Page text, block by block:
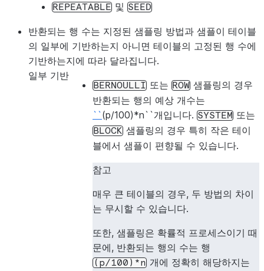
REPEATABLE 및 SEED
반환되는 행 수는 지정된 샘플링 방법과 샘플이 테이블
의 일부에 기반하는지 아니면 테이블의 고정된 행 수에
기반하는지에 따라 달라집니다.
일부 기반
BERNOULLI 또는 ROW 샘플링의 경우
반환되는 행의 예상 개수는
``(p/100)*n``개입니다. SYSTEM 또는
BLOCK 샘플링의 경우 특히 작은 테이
블에서 샘플이 편향될 수 있습니다.
참고
매우 큰 테이블의 경우, 두 방법의 차이
는 무시할 수 있습니다.
또한, 샘플링은 확률적 프로세스이기 때
문에, 반환되는 행의 수는 행
(p/100)*n 개에 정확히 해당하지는